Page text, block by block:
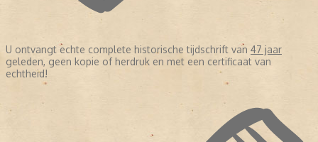
U ontvangt echte complete historische tijdschrift van 47 jaar
geleden, geen kopie of herdruk en met een certificaat van
echtheid!